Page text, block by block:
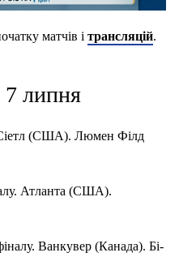
матчів і трансляцій.
7 липня
(США). Люмен Філд
Атланта (США).
Ванкувер (Канада). Бі-